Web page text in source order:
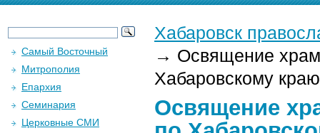
Хабаровск
→ Освящение
Хабаровскому
Освящение
Самый Восточный
Митрополия
Епархия
Семинария
Церковные СМИ